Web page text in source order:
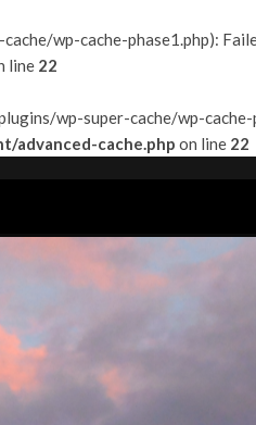
wp-cache-phase1.php):
line 22
wp-super-cache/wp-cache-
advanced-cache.php on line 22